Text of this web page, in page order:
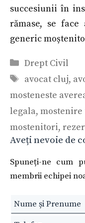
succesiunii în
rămase, se
generic
Categorii
Drept Civil
Etichete
avocat cluj,
mosteneste
legala, mostenire
mostenitori,
Aveți nevoie de
Spuneți-ne cum
membrii echipei
Leave
this